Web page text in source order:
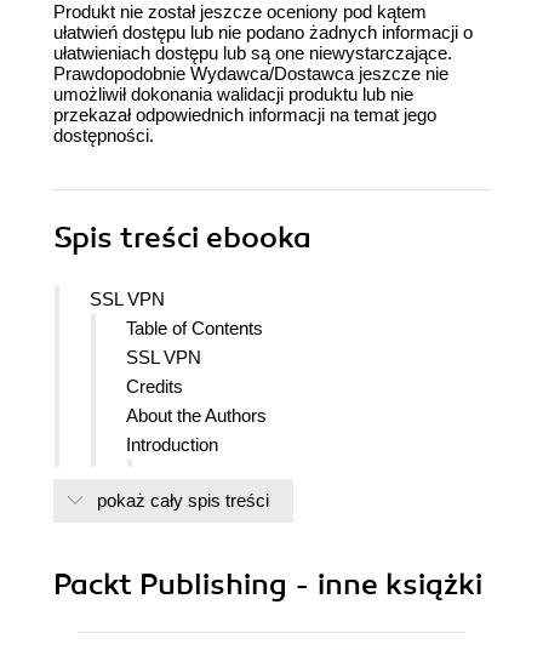
Produkt nie został jeszcze oceniony pod kątem
ułatwień dostępu lub nie podano żadnych informacji o
ułatwieniach dostępu lub są one niewystarczające.
Prawdopodobnie Wydawca/Dostawca jeszcze nie
umożliwił dokonania walidacji produktu lub nie
przekazał odpowiednich informacji na temat jego
dostępności.
Spis treści ebooka
SSL VPN
Table of Contents
SSL VPN
Credits
About the Authors
Introduction
Conventions
Errata
pokaż cały spis treści
Packt Publishing - inne książki